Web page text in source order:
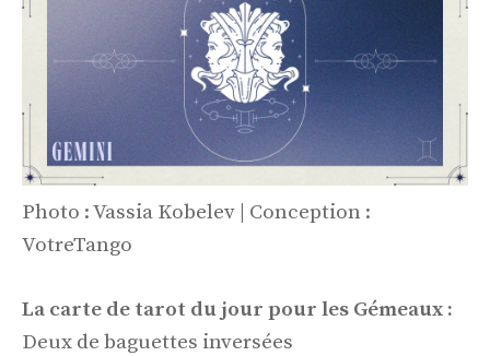
Photo : Vassia Kobelev | Conception :
VotreTango
La carte de tarot du jour pour les Gémeaux :
Deux de baguettes inversées